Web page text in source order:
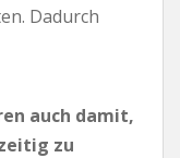
Dadurch
auch damit,
zu